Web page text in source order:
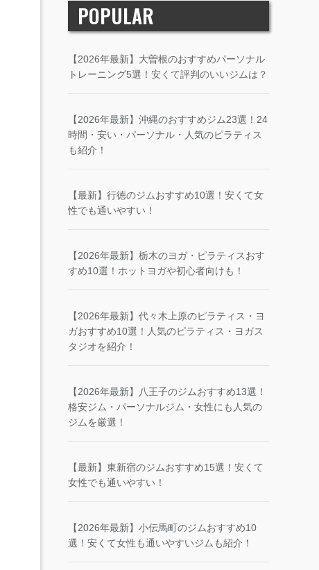
POPULAR
【2026年最新】大曽根のおすすめパーソナル
トレーニング5選！安くて評判のいいジムは？
【2026年最新】沖縄のおすすめジム23選！24
時間・安い・パーソナル・人気のピラティス
も紹介！
【最新】行徳のジムおすすめ10選！安くて女
性でも通いやすい！
【2026年最新】栃木のヨガ・ピラティスおす
すめ10選！ホットヨガや初心者向けも！
【2026年最新】代々木上原のピラティス・ヨ
ガおすすめ10選！人気のピラティス・ヨガス
タジオを紹介！
【2026年最新】八王子のジムおすすめ13選！
格安ジム・パーソナルジム・女性にも人気の
ジムを厳選！
【最新】東新宿のジムおすすめ15選！安くて
女性でも通いやすい！
【2026年最新】小伝馬町のジムおすすめ10
選！安くて女性も通いやすいジムも紹介！